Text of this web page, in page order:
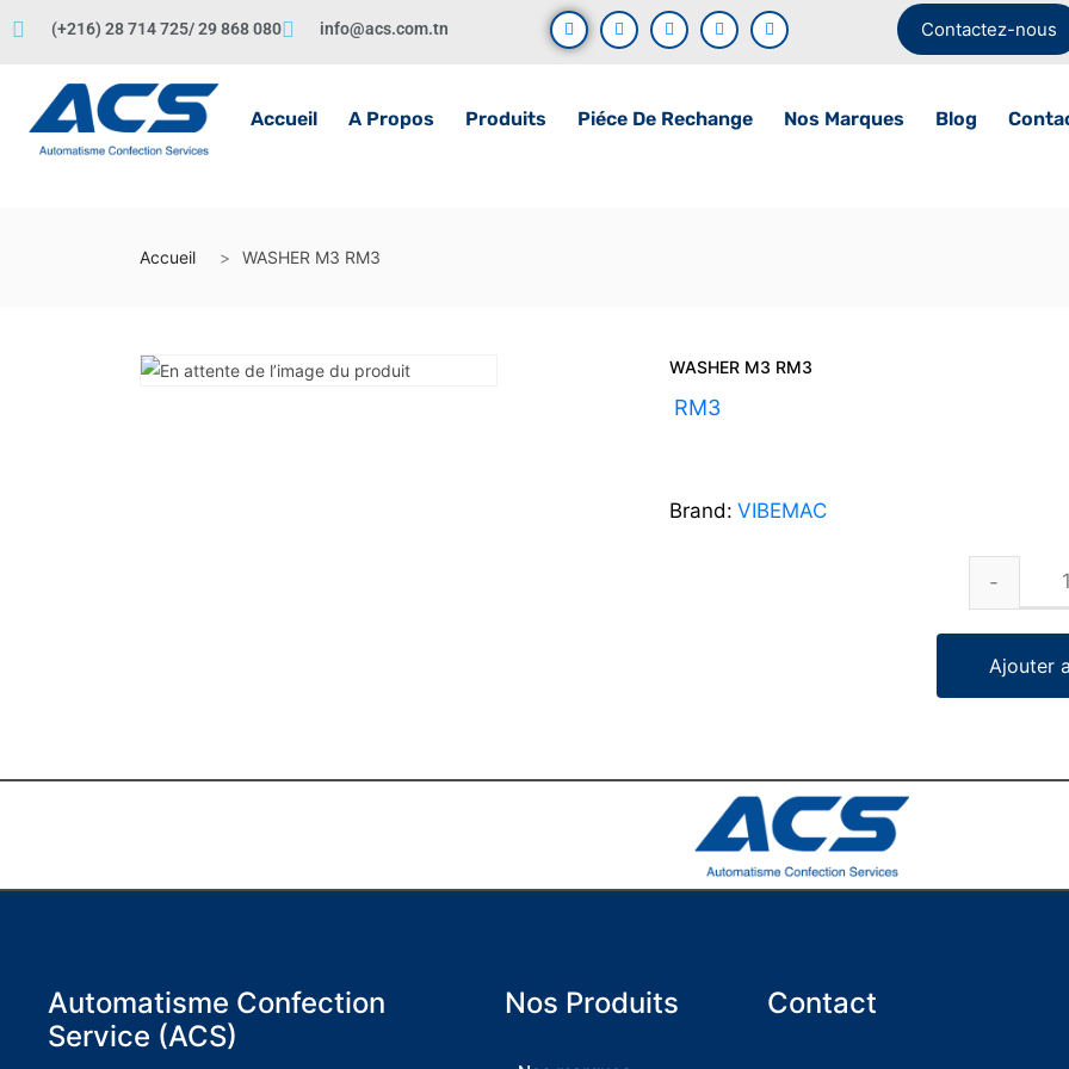
(+216) 28 714 725/ 29 868 080 info@acs.com.tn Contactez-nous
Accueil A Propos Produits Piéce De Rechange Nos Marques Blog
Accueil WASHER M3 RM3
WASHER M3 RM3
RM3
Brand: VIBEMAC
Ajouter
Automatisme Confection
Service (ACS)
Nos Produits Contact